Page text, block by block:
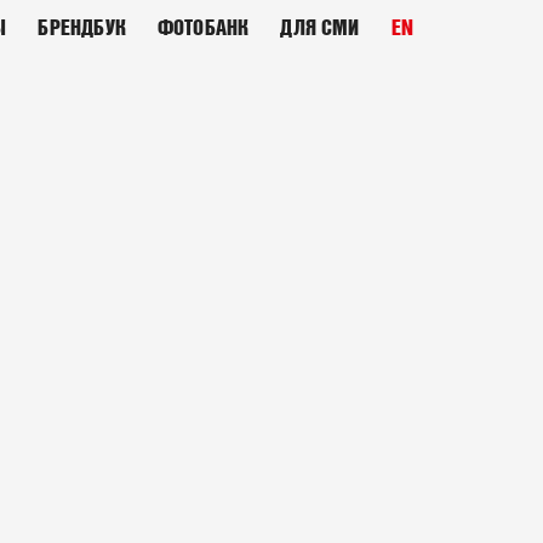
БРЕНДБУК ФОТОБАНК ДЛЯ СМИ EN